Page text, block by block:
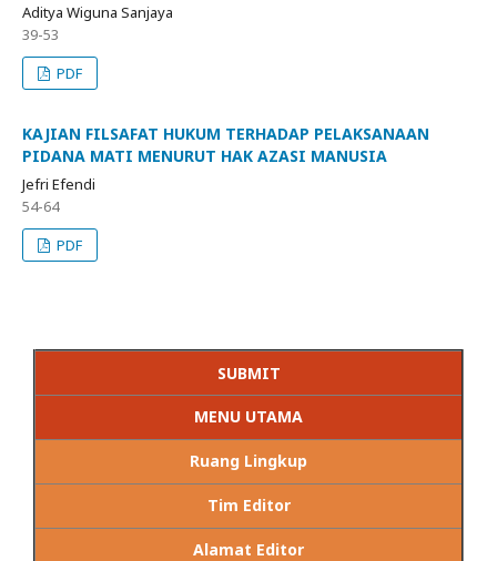
Aditya Wiguna Sanjaya
39-53
PDF
KAJIAN FILSAFAT HUKUM TERHADAP PELAKSANAAN
PIDANA MATI MENURUT HAK AZASI MANUSIA
Jefri Efendi
54-64
PDF
SUBMIT
MENU UTAMA
Ruang Lingkup
Tim Editor
Alamat Editor